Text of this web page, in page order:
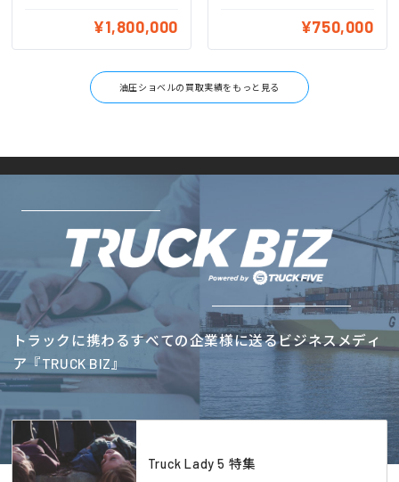
¥1,800,000 ¥750,000
油圧ショベルの買取実績をもっと見る
トラックに携わるすべての企業様に送るビジネスメディ
ア『TRUCK BIZ』
Truck Lady 5 特集